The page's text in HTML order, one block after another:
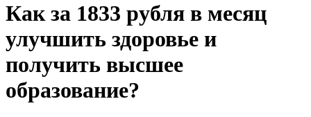
Как за 1833 рубля в месяц
улучшить здоровье и
получить высшее
образование?